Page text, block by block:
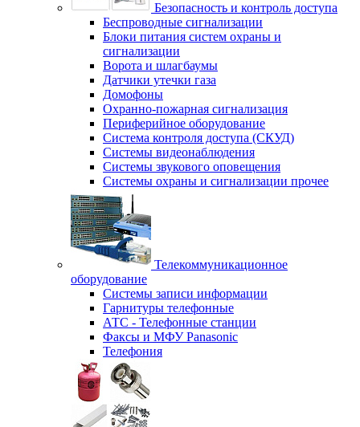
Безопасность и контроль доступа
Беспроводные сигнализации
Блоки питания систем охраны и
сигнализации
Ворота и шлагбаумы
Датчики утечки газа
Домофоны
Охранно-пожарная сигнализация
Периферийное оборудование
Система контроля доступа (СКУД)
Системы видеонаблюдения
Системы звукового оповещения
Системы охраны и сигнализации прочее
Телекоммуникационное
оборудование
Системы записи информации
Гарнитуры телефонные
АТС - Телефонные станции
Факсы и МФУ Panasonic
Телефония